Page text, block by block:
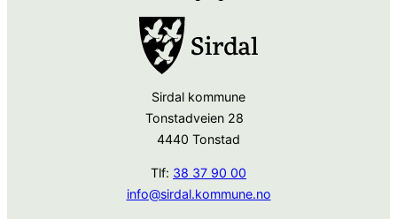
Sirdal kommune
Tonstadveien 28
4440 Tonstad
Tlf: 38 37 90 00
info@sirdal.kommune.no